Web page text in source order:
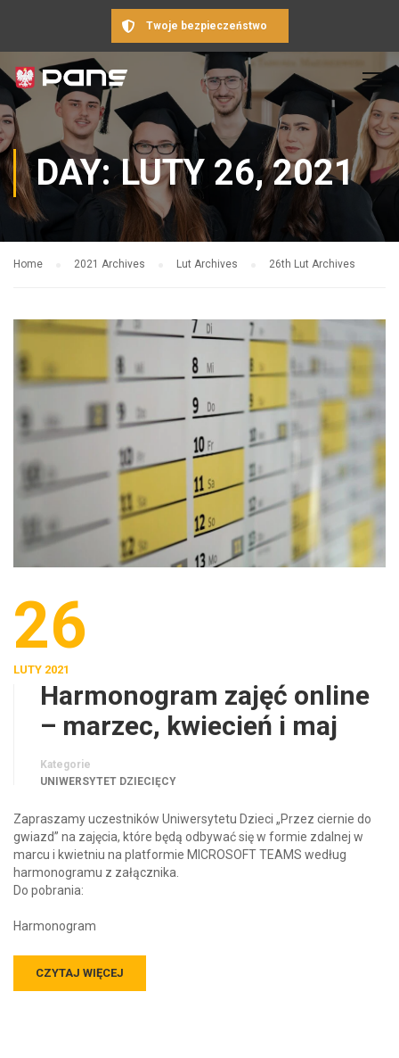
Twoje bezpieczeństwo
DAY: LUTY 26, 2021
Home 2021 Archives Lut Archives 26th Lut Archives
26
LUTY 2021
Harmonogram zajęć online
– marzec, kwiecień i maj
Kategorie
UNIWERSYTET DZIECIĘCY
Zapraszamy uczestników Uniwersytetu Dzieci „Przez ciernie do
gwiazd” na zajęcia, które będą odbywać się w formie zdalnej w
marcu i kwietniu na platformie MICROSOFT TEAMS według
harmonogramu z załącznika.
Do pobrania:
Harmonogram
CZYTAJ WIĘCEJ